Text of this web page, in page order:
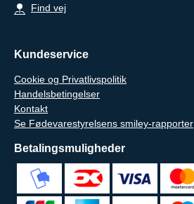
Find vej
Kundeservice
Cookie og Privatlivspolitik
Handelsbetingelser
Kontakt
Se Fødevarestyrelsens smiley-rapporter
Betalingsmuligheder